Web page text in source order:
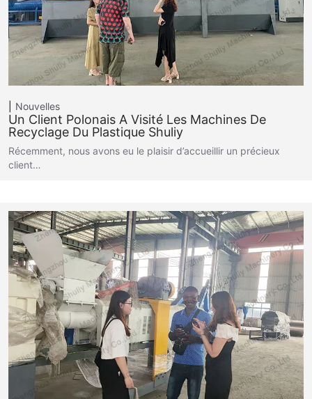
Nouvelles
Un Client Polonais A Visité Les Machines De
Recyclage Du Plastique Shuliy
Récemment, nous avons eu le plaisir d’accueillir un précieux
client…